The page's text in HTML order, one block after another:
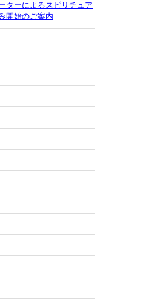
ターによるスピリチュア
開始のご案内